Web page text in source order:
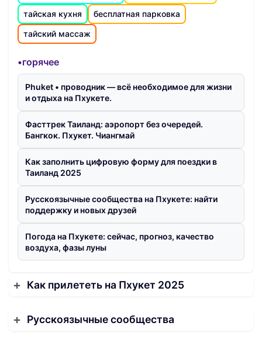
тайская кухня
бесплатная парковка
тайский массаж
•горячее
Phuket • проводник — всё необходимое для жизни
и отдыха на Пхукете.
Фасттрек Таиланд: аэропорт без очередей.
Бангкок. Пхукет. Чиангмай
Как заполнить цифровую форму для поездки в
Таиланд 2025
Русскоязычные сообщества на Пхукете: найти
поддержку и новых друзей
Погода на Пхукете: сейчас, прогноз, качество
воздуха, фазы луны
Как прилететь на Пхукет 2025
Русскоязычные сообщества